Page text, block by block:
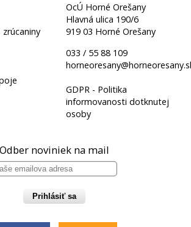
OcÚ Horné Orešany
Hlavná ulica 190/6
919 03 Horné Orešany
033 / 55 88 109
GDPR - Politika
informovanosti dotknutej
osoby
Odber noviniek na mail
Prihlásiť sa